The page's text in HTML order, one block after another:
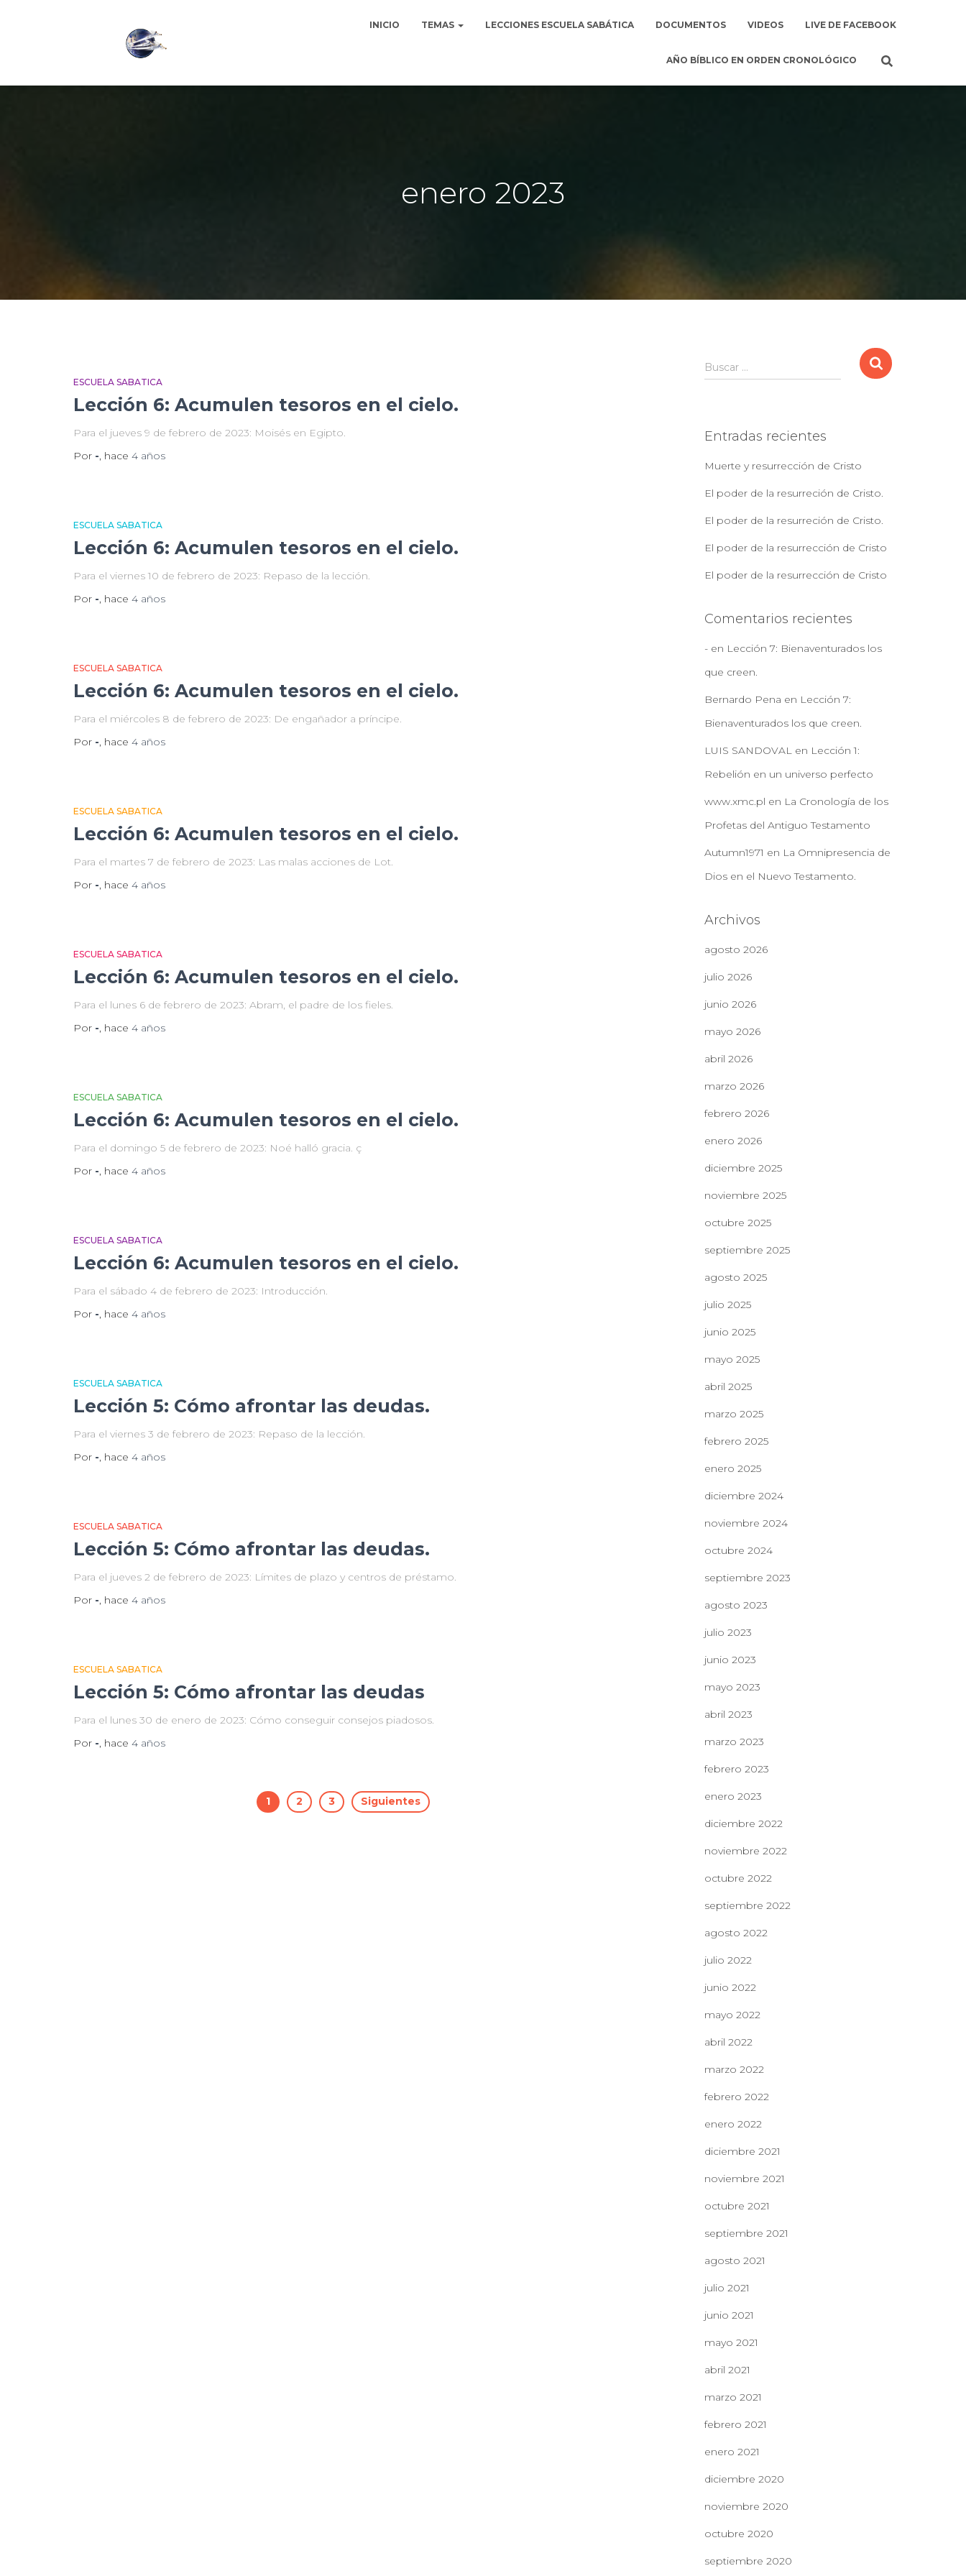
INICIO TEMAS LECCIONES ESCUELA SABÁTICA DOCUMENTOS VIDEOS LIVE DE FACEBOOK
AÑO BÍBLICO EN ORDEN CRONOLÓGICO
enero 2023
ESCUELA SABATICA
Lección 6: Acumulen tesoros en el cielo.
Para el jueves 9 de febrero de 2023: Moisés en Egipto.
Por -, hace 4 años
ESCUELA SABATICA
Lección 6: Acumulen tesoros en el cielo.
Para el viernes 10 de febrero de 2023: Repaso de la lección.
Por -, hace 4 años
ESCUELA SABATICA
Lección 6: Acumulen tesoros en el cielo.
Para el miércoles 8 de febrero de 2023: De engañador a príncipe.
Por -, hace 4 años
ESCUELA SABATICA
Lección 6: Acumulen tesoros en el cielo.
Para el martes 7 de febrero de 2023: Las malas acciones de Lot.
Por -, hace 4 años
ESCUELA SABATICA
Lección 6: Acumulen tesoros en el cielo.
Para el lunes 6 de febrero de 2023: Abram, el padre de los fieles.
Por -, hace 4 años
ESCUELA SABATICA
Lección 6: Acumulen tesoros en el cielo.
Para el domingo 5 de febrero de 2023: Noé halló gracia. ç
Por -, hace 4 años
ESCUELA SABATICA
Lección 6: Acumulen tesoros en el cielo.
Para el sábado 4 de febrero de 2023: Introducción.
Por -, hace 4 años
ESCUELA SABATICA
Lección 5: Cómo afrontar las deudas.
Para el viernes 3 de febrero de 2023: Repaso de la lección.
Por -, hace 4 años
ESCUELA SABATICA
Lección 5: Cómo afrontar las deudas.
Para el jueves 2 de febrero de 2023: Límites de plazo y centros de préstamo.
Por -, hace 4 años
ESCUELA SABATICA
Lección 5: Cómo afrontar las deudas
Para el lunes 30 de enero de 2023: Cómo conseguir consejos piadosos.
Por -, hace 4 años
1 2 3 Siguientes
B
u
r
Buscar …
Entradas recientes
Muerte y resurrección de Cristo
El poder de la resurreción de Cristo.
El poder de la resurreción de Cristo.
El poder de la resurrección de Cristo
El poder de la resurrección de Cristo
Comentarios recientes
-en Lección 7: Bienaventurados los
que creen.
Bernardo Pena en Lección 7:
Bienaventurados los que creen.
LUIS SANDOVALen Lección 1:
Rebelión en un universo perfecto
www.xmc.pl en La Cronología de los
Profetas del Antiguo Testamento
Autumn1971 en La Omnipresencia de
Dios en el Nuevo Testamento.
Archivos
agosto 2026
julio 2026
junio 2026
mayo 2026
abril 2026
marzo 2026
febrero 2026
enero 2026
diciembre 2025
noviembre 2025
octubre 2025
septiembre 2025
agosto 2025
julio 2025
junio 2025
mayo 2025
abril 2025
marzo 2025
febrero 2025
enero 2025
diciembre 2024
noviembre 2024
octubre 2024
septiembre 2023
agosto 2023
julio 2023
junio 2023
mayo 2023
abril 2023
marzo 2023
febrero 2023
enero 2023
diciembre 2022
noviembre 2022
octubre 2022
septiembre 2022
agosto 2022
julio 2022
junio 2022
mayo 2022
abril 2022
marzo 2022
febrero 2022
enero 2022
diciembre 2021
noviembre 2021
octubre 2021
septiembre 2021
agosto 2021
julio 2021
junio 2021
mayo 2021
abril 2021
marzo 2021
febrero 2021
enero 2021
diciembre 2020
noviembre 2020
octubre 2020
septiembre 2020